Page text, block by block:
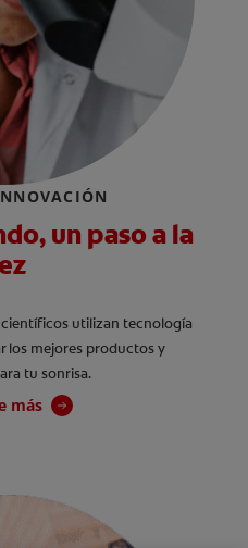
un paso a la
utilizan tecnología
los mejores productos y
tu sonrisa.
más